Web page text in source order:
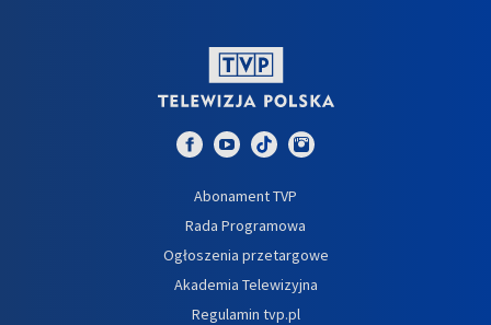
Abonament TVP
Rada Programowa
Ogłoszenia przetargowe
Akademia Telewizyjna
Regulamin tvp.pl